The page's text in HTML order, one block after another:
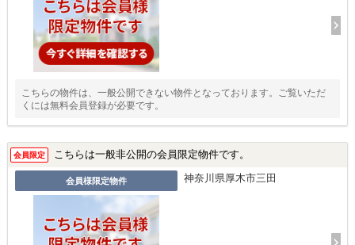
こちらの物件は、一般公開できない物件となっております。ご覧いただ
くには無料会員登録が必要です。
会員限定 こちらは一般非公開の会員限定物件です。
会員様限定物件 神奈川県厚木市三田